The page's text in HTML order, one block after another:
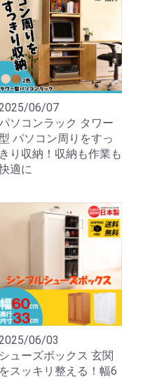
06/07
ソコンラック タワー
パソコン周りをすっ
きり収納！収納も作業も
適に
06/03
シューズボックス 玄関
をスッキリ整える！幅6